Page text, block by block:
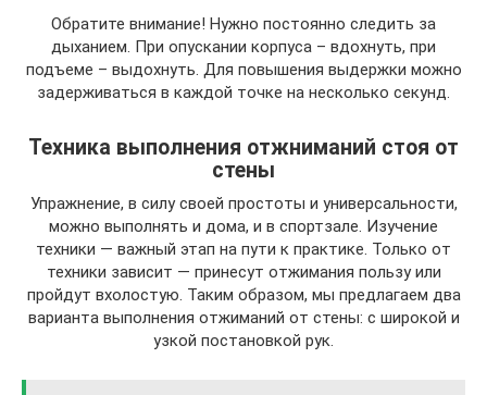
Обратите внимание! Нужно постоянно следить за
дыханием. При опускании корпуса – вдохнуть, при
подъеме – выдохнуть. Для повышения выдержки можно
задерживаться в каждой точке на несколько секунд.
Техника выполнения отжниманий стоя от
стены
Упражнение, в силу своей простоты и универсальности,
можно выполнять и дома, и в спортзале. Изучение
техники — важный этап на пути к практике. Только от
техники зависит — принесут отжимания пользу или
пройдут вхолостую. Таким образом, мы предлагаем два
варианта выполнения отжиманий от стены: с широкой и
узкой постановкой рук.